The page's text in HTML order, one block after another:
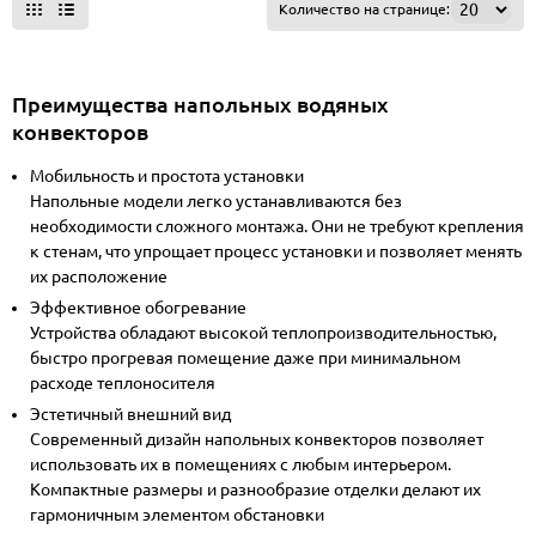
Количество на странице:
Преимущества напольных водяных
конвекторов
Мобильность и простота установки
Напольные модели легко устанавливаются без
необходимости сложного монтажа. Они не требуют крепления
к стенам, что упрощает процесс установки и позволяет менять
их расположение
Эффективное обогревание
Устройства обладают высокой теплопроизводительностью,
быстро прогревая помещение даже при минимальном
расходе теплоносителя
Эстетичный внешний вид
Современный дизайн напольных конвекторов позволяет
использовать их в помещениях с любым интерьером.
Компактные размеры и разнообразие отделки делают их
гармоничным элементом обстановки